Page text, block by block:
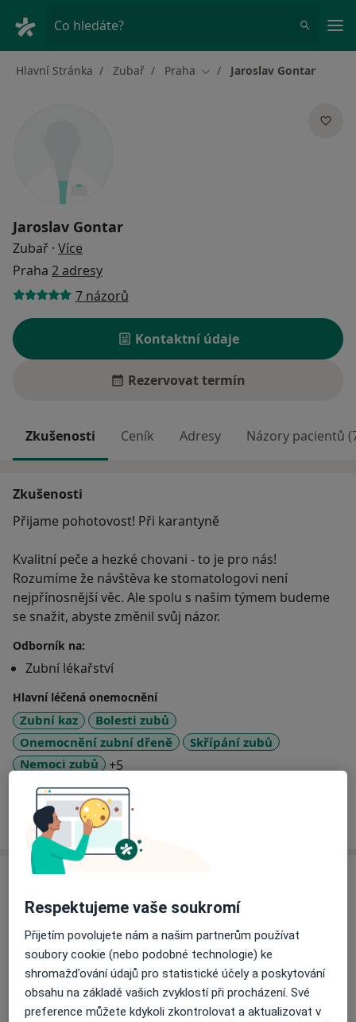
Co hledáte?
Hlavní Stránka Zubař Praha Změna města
Jaroslav Gontar
Jaroslav Gontar
Zubař · Více
Praha 2 adresy
7 názorů
Kontaktní údaje
Rezervovat termín
Zkušenosti Ceník Adresy Názory pacientů
Zkušenosti
Přijame pohotovost! Při karantyně
Kvalitní peče a hezké chovani - to je pro nás!
Rozumíme že návštěva ke stomatologovi není
nejpřínosnější věc. Ale spolu s našim týmem budeme
se snažit, abyste změnil svůj názor.
Odborník na:
Zubní lékařství
Hlavní léčená onemocnění
Zubní kaz
Bolesti zubů
Onemocnění zubní dřeně
Skřípání zubů
Nemoci zubů
+5a11y_sr_more_diseases
Služby a ceník služeb
Bělení zubů
Od 1 800 Kč Detaily
Ošetření kořenových kanálků
Od 1 300 Kč Detaily
Respektujeme vaše soukromí
Přijetím povolujete nám a našim partnerům používat
soubory cookie (nebo podobné technologie) ke
shromažďování údajů pro statistické účely a poskytování
obsahu na základě vašich zvyklostí při procházení. Své
preference můžete kdykoli zkontrolovat a aktualizovat v